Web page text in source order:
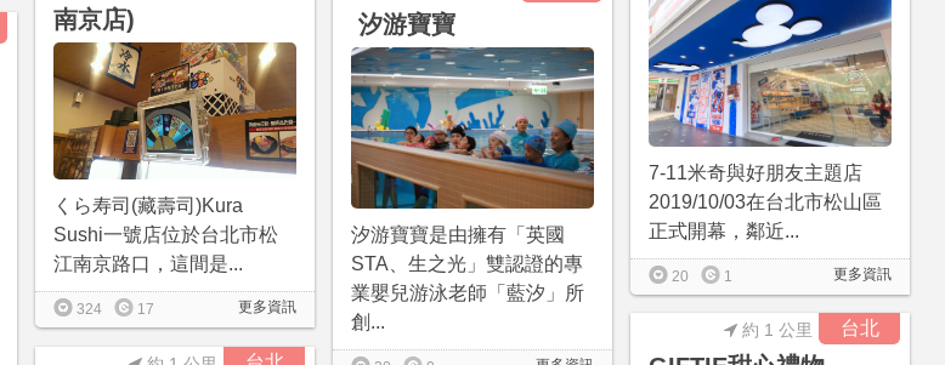
7-11米奇與好朋友主題店
2019/10/03在台北市松山區
正式開幕，鄰近...
更多資訊
20 1
南京店)
くら寿司(藏壽司)Kura
Sushi一號店位於台北市松
江南京路口，這間是...
更多資訊
324 17
汐游寶寶
汐游寶寶是由擁有「英國
STA、生之光」雙認證的專
業嬰兒游泳老師「藍汐」所
創...
台北
約 1 公里